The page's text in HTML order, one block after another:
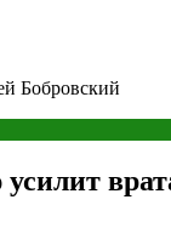
Бобровский